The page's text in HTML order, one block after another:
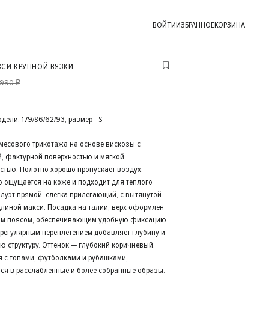
ВОЙТИИЗБРАННОЕКОРЗИНА
КРУПНОЙ ВЯЗКИ
₽
179/86/62/93, размер - S
трикотажа на основе вискозы с
фактурной поверхностью и мягкой
Полотно хорошо пропускает воздух,
на коже и подходит для теплого
прямой, слегка прилегающий, с вытянутой
макси. Посадка на талии, верх оформлен
поясом, обеспечивающим удобную фиксацию.
переплетением добавляет глубину и
структуру. Оттенок — глубокий коричневый.
с топами, футболками и рубашками,
в расслабленные и более собранные образы.